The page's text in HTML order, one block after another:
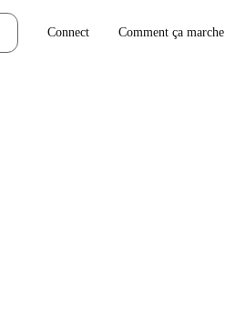
Connect Comment ça marche